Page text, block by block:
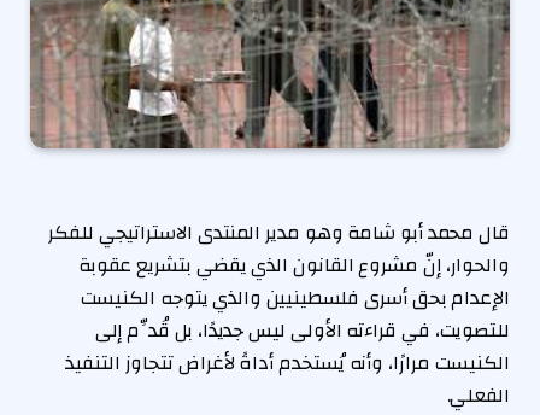
قال محمد أبو شامة وهو مدير المنتدى الاستراتيجي للفكر
والحوار، إنّ مشروع القانون الذي يقضي بتشريع عقوبة
الإعدام بحق أسرى فلسطينيين والذي يتوجه الكنيست
للتصويت، في قراءته الأولى ليس جديدًا، بل قُدِّم إلى
الكنيست مرارًا، وأنه يُستخدم أداةً لأغراض تتجاوز التنفيذ
الفعلي.